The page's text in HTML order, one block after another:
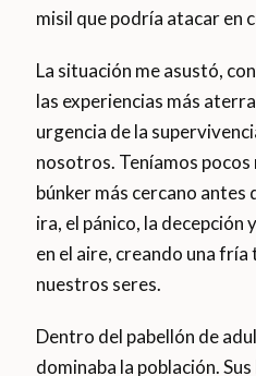
misil que podría atacar en
La situación me asustó,
las experiencias más
urgencia de la
nosotros. Teníamos
búnker más cercano antes
ira, el pánico, la
en el aire, creando una
nuestros seres.
Dentro del pabellón de
dominaba la población.